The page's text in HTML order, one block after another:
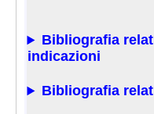
Bibliografia
indicazioni
Bibliografia